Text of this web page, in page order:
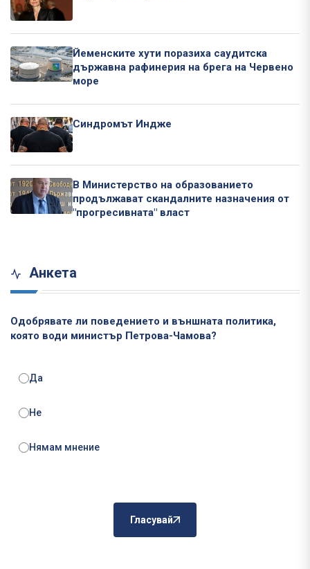
Йеменските хути поразиха саудитска
държавна рафинерия на брега на Червено
море
Синдромът Индже
В Министерство на образованието
продължават скандалните назначения от
"прогресивната" власт
Анкета
Одобрявате ли поведението и външната политика,
която води министър Петрова-Чамова?
Да
Не
Нямам мнение
Гласувай